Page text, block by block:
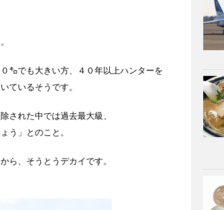
㌔でも大きい方、４０年以上ハンターを
ているそうです。
された中では過去最大級、
う」とのこと。
ら、そうとうデカイです。